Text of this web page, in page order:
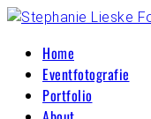
Home
Eventfotografie
Portfolio